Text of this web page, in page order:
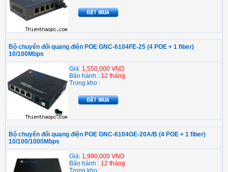
Bộ chuyển đổi quang điện POE GNC-6104FE-25 (4 POE + 1 fiber)
10/100Mbps
Giá: 1,550,000 VND
Bảo hành : 12 tháng
Trong kho :
Bộ chuyển đổi quang điện POE GNC-6104GE-20A/B (4 POE + 1 fiber)
10/100/1000Mbps
Giá: 1,990,000 VND
Bảo hành : 12 tháng
Trong kho :